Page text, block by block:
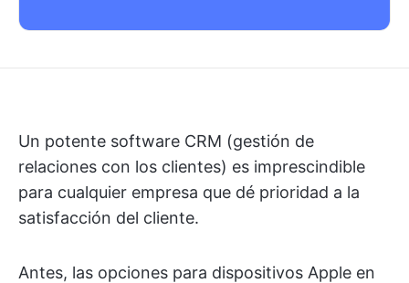
Un potente software CRM (gestión de
relaciones con los clientes) es imprescindible
para cualquier empresa que dé prioridad a la
satisfacción del cliente.
Antes, las opciones para dispositivos Apple en